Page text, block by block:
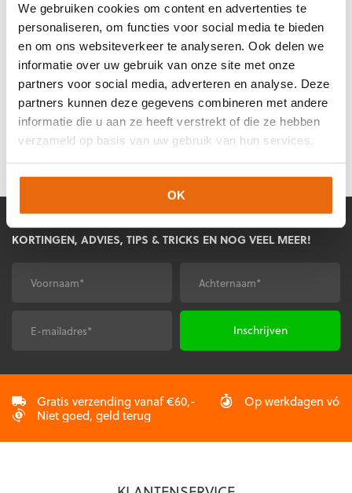
We gebruiken cookies om content en advertenties te
personaliseren, om functies voor social media te bieden
en om ons websiteverkeer te analyseren. Ook delen we
informatie over uw gebruik van onze site met onze
partners voor social media, adverteren en analyse. Deze
partners kunnen deze gegevens combineren met andere
informatie die u aan ze heeft verstrekt of die ze hebben
verzameld op basis van uw gebruik van hun services.
OK
Tegenwoordig zie je dat steeds meer keepers trainen met
eendrie-kwart keepersbroek. Daarom hebben wij in ons
assortiment verschillende broeken voor u geselecteerd. Op
elke productpagina vind u een matentabel. Aan de hand van
dit tabel kunt u heel eenvoudig de juiste maat bepalen. Zo
voorkomt u onnodige retourzendingen. Heeft u toch nog
vragen over uw bestelling? Neem dancontactmet ons op.
Wij helpen u graag!
KORTINGEN, ADVIES, TIPS & TRICKS EN NOG VEEL MEER!
Voornaam* Achternaam*
Gratis verzending vanaf €60,-
Op werkdagen
Niet goed, geld terug